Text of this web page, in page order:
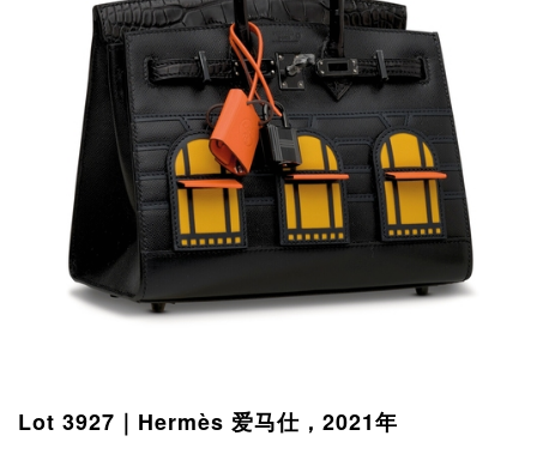
Lot 3927｜Hermès 爱马仕，2021年